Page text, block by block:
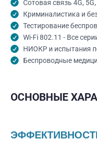
Сотовая связь 4G, 5G,
Криминалистика и
Тестирование
Wi-Fi 802.11 - Все
НИОКР и испытания
Беспроводные
ОСНОВНЫЕ